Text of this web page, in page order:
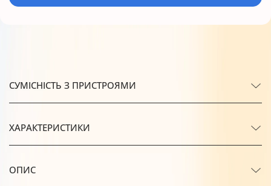
СУМІСНІСТЬ З ПРИСТРОЯМИ
ХАРАКТЕРИСТИКИ
ОПИС